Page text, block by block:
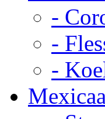
-
-
-